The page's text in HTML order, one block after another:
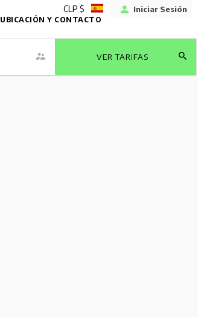
CLP $ Iniciar Sesión
UBICACIÓN Y CONTACTO
VER TARIFAS